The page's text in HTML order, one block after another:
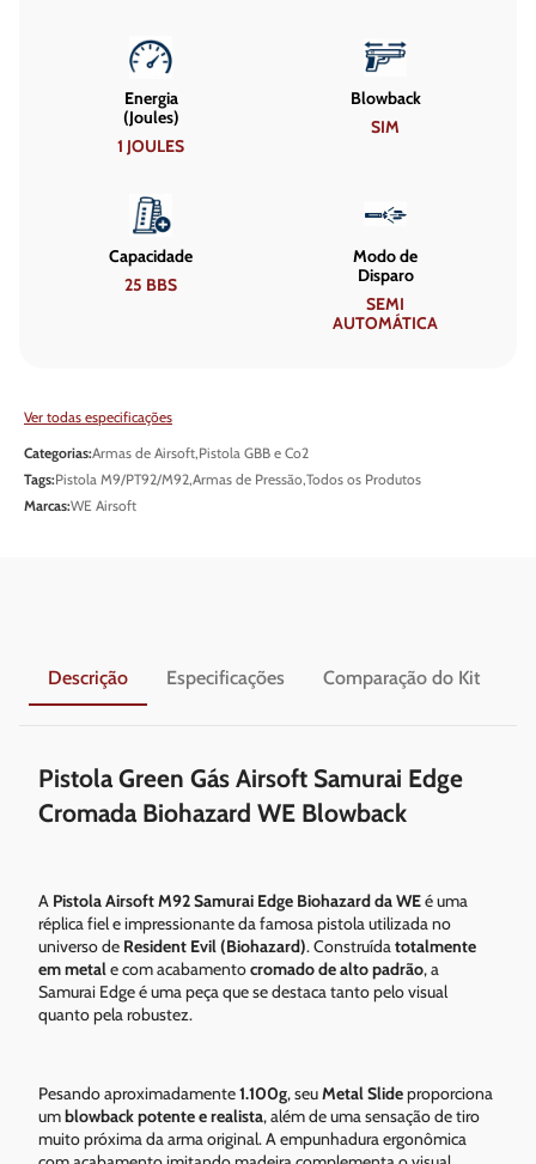
Energia
(Joules)
1 JOULES
Blowback
SIM
Capacidade
25 BBS
Modo de
Disparo
SEMI
AUTOMÁTICA
Ver todas especificações
Categorias:Armas de Airsoft,Pistola GBB e Co2
Tags:Pistola M9/PT92/M92,Armas de Pressão,Todos os Produtos
Marcas:WE Airsoft
Descrição Especificações Comparação do Kit
Pistola Green Gás Airsoft Samurai Edge
Cromada Biohazard WE Blowback
A Pistola Airsoft M92 Samurai Edge Biohazard da WEé uma
réplica fiel e impressionante da famosa pistola utilizada no
universo de Resident Evil (Biohazard). Construídatotalmente
em metale com acabamentocromado de alto padrão, a
Samurai Edge é uma peça que se destaca tanto pelo visual
quanto pela robustez.
Pesando aproximadamente1.100g, seuMetal Slideproporciona
um blowback potente e realista, além de uma sensação de tiro
muito próxima da arma original. A empunhadura ergonômica